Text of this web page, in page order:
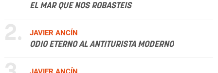
EL MAR QUE NOS ROBASTEIS
2.
JAVIER ANCÍN
ODIO ETERNO AL ANTITURISTA MODERNO